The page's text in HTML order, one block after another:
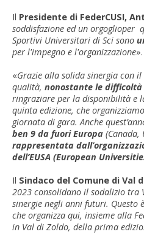
Il Presidente di FederCUSI,
soddisfazione ed un orgoglioper
Sportivi Universitari di Sci sono
per l'impegno e l'organizzazione».
«Grazie alla solida sinergia con
qualità, nonostante le
ringraziare per la disponibilità e
quinta edizione, che
giornata di gara. Anche
ben 9 da fuori Europa (Canada,
rappresentata
dell’EUSA (European
Il Sindaco del Comune di Val
2023 consolidano il sodalizio tra
sinergie negli anni futuri. Questo
che organizza qui, insieme alla
in Val di Zoldo, della prima